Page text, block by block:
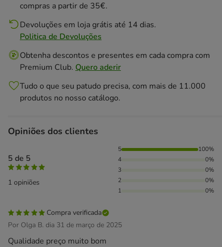
compras a partir de 35€.
Devoluções em loja grátis até 14 dias.
Politica de Devoluções
Obtenha descontos e presentes em cada compra com
Premium Club. Quero aderir
Tudo o que seu patudo precisa, com mais de 11.000
produtos no nosso catálogo.
Opiniões dos clientes
5 de 5
1 opiniões
100% das pessoas avaliaram com 5 estrelas,
5
100%
4
0%
3
0%
2
0%
1
0%
Compra verificada
Por Olga B. dia 31 de março de 2025
Qualidade preço muito bom